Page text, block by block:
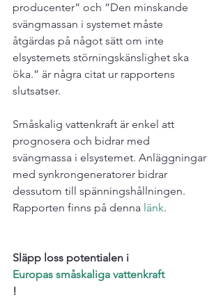
producen­ter” och ”Den minskande
svängmassan i systemet måste
åtgärdas på något sätt om inte
elsystemets störningskänslighet ska
öka.” är några citat ur rapportens
slutsatser.
Småskalig vattenkraft är enkel att
prognosera och bidrar med
svängmassa i elsystemet. Anläggningar
med synkrongeneratorer bidrar
dessutom till spänningshållningen.
Rapporten finns på denna länk.
Släpp loss potentialen i
Europas småskaliga vattenkraft
!